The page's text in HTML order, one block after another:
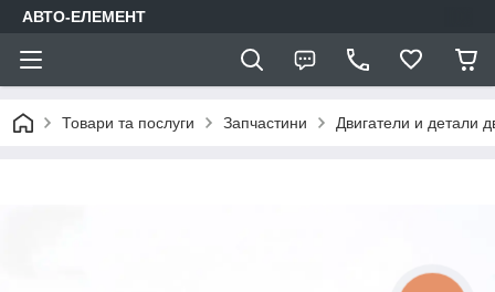
АВТО-ЕЛЕМЕНТ
Товари та послуги Запчастини Двигатели и детали